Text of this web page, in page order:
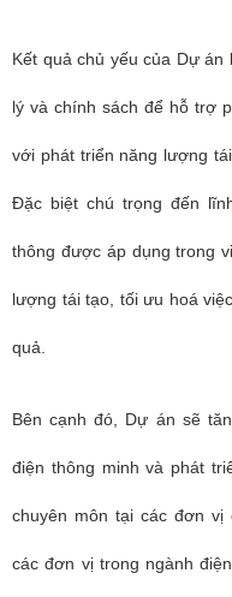
Kết quả chủ yếu của Dự
lý và chính sách để hỗ trợ
với phát triển năng lượng
Đặc biệt chú trọng đến
thông được áp dụng trong
lượng tái tạo, tối ưu hoá
quả.
Bên cạnh đó, Dự án sẽ
điện thông minh và phát
chuyên môn tại các đơn
các đơn vị trong ngành